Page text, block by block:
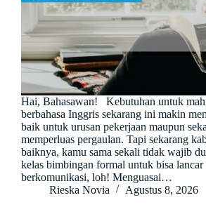
Hai, Bahasawan! Kebutuhan untuk
berbahasa Inggris sekarang ini makin
baik untuk urusan pekerjaan maupun
memperluas pergaulan. Tapi sekarang
baiknya, kamu sama sekali tidak wajib
kelas bimbingan formal untuk bisa lancar
berkomunikasi, loh! Menguasai…
Rieska Novia
Agustus 8, 2026